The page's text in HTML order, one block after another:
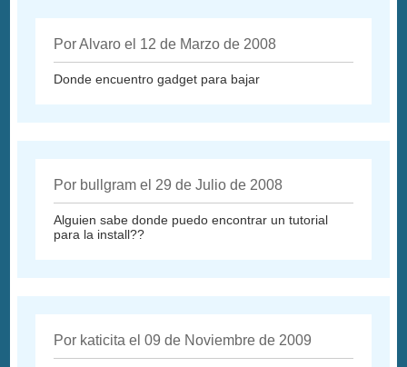
Por Alvaro el 12 de Marzo de 2008
Donde encuentro gadget para bajar
Por bullgram el 29 de Julio de 2008
Alguien sabe donde puedo encontrar un tutorial
para la install??
Por katicita el 09 de Noviembre de 2009